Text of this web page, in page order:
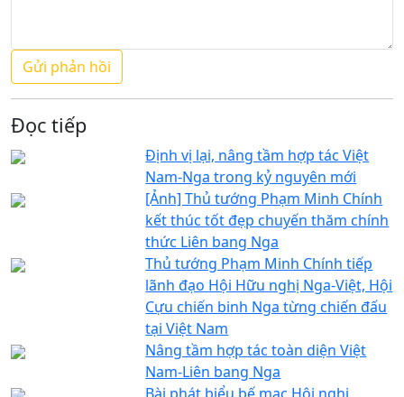
Đọc tiếp
Định vị lại, nâng tầm hợp tác Việt
Nam-Nga trong kỷ nguyên mới
[Ảnh] Thủ tướng Phạm Minh Chính
kết thúc tốt đẹp chuyến thăm chính
thức Liên bang Nga
Thủ tướng Phạm Minh Chính tiếp
lãnh đạo Hội Hữu nghị Nga-Việt, Hội
Cựu chiến binh Nga từng chiến đấu
tại Việt Nam
Nâng tầm hợp tác toàn diện Việt
Nam-Liên bang Nga